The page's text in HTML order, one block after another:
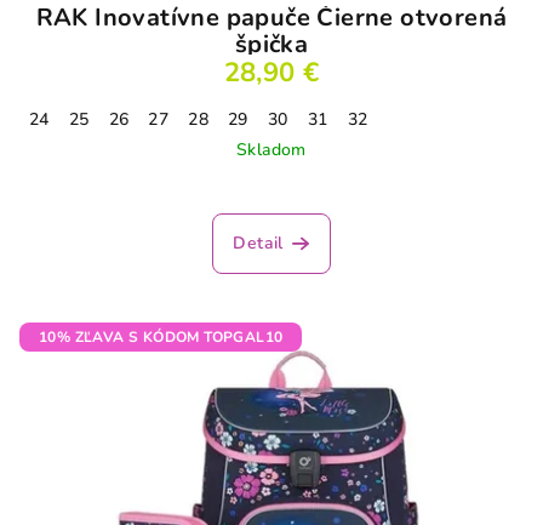
RAK Inovatívne papuče Čierne otvorená
špička
28,90 €
24 25 26 27 28 29 30 31
32
Skladom
Detail
10% ZĽAVA S KÓDOM TOPGAL10